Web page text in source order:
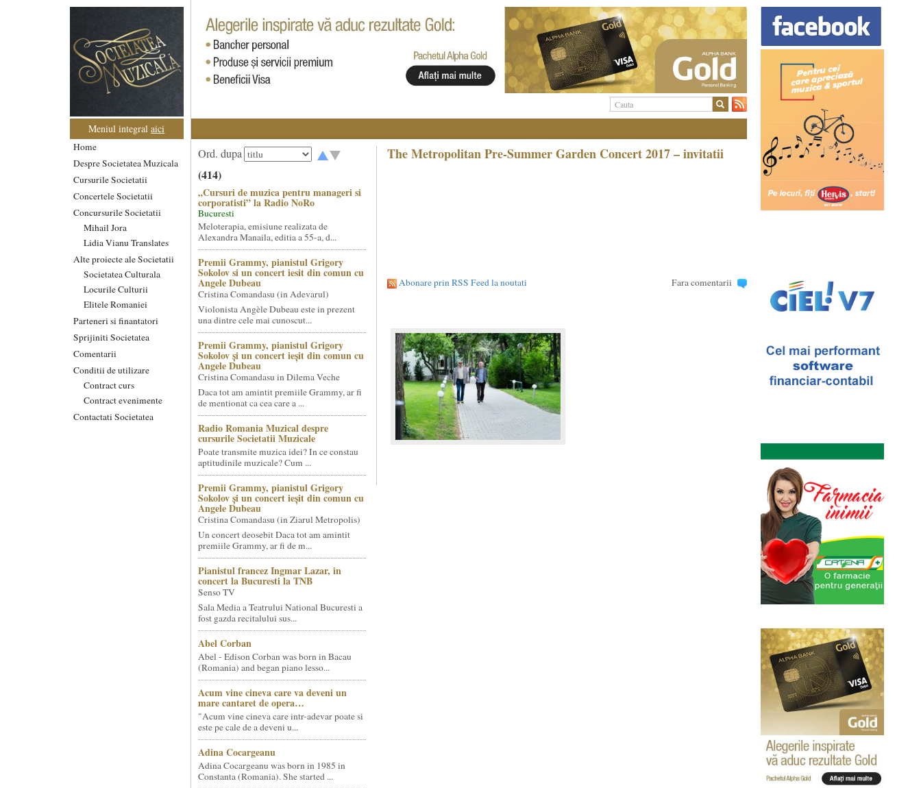
Meniul integralaici
Home
Despre Societatea Muzicala
Cursurile Societatii
Concertele Societatii
Concursurile Societatii
Mihail Jora
Lidia Vianu Translates
Alte proiecte ale Societatii
Societatea Culturala
Locurile Culturii
Elitele Romaniei
Parteneri si finantatori
Sprijiniti Societatea
Comentarii
Conditii de utilizare
Contract curs
Contract evenimente
Contactati Societatea
Ord. dupa
(414)
„Cursuri de muzica pentru manageri si
corporatisti” la Radio NoRo
Bucuresti
Meloterapia, emisiune realizata de
Alexandra Manaila, editia a 55-a, d...
Premii Grammy, pianistul Grigory
Sokolov si un concert iesit din comun cu
Angele Dubeau
Cristina Comandasu (in Adevarul)
Violonista Angèle Dubeau este in prezent
una dintre cele mai cunoscut...
Premii Grammy, pianistul Grigory
Sokolov și un concert ieșit din comun cu
Angele Dubeau
Cristina Comandasu in Dilema Veche
Daca tot am amintit premiile Grammy, ar fi
de mentionat ca cea care a ...
Radio Romania Muzical despre
cursurile Societatii Muzicale
Poate transmite muzica idei? In ce constau
aptitudinile muzicale? Cum ...
Premii Grammy, pianistul Grigory
Sokolov și un concert ieșit din comun cu
Angele Dubeau
Cristina Comandasu (in Ziarul Metropolis)
Un concert deosebit Daca tot am amintit
premiile Grammy, ar fi de m...
Pianistul francez Ingmar Lazar, in
concert la Bucuresti la TNB
Senso TV
Sala Media a Teatrului National Bucuresti a
fost gazda recitalului sus...
Abel Corban
Abel - Edison Corban was born in Bacau
(Romania) and began piano lesso...
Acum vine cineva care va deveni un
mare cantaret de opera…
"Acum vine cineva care intr-adevar poate si
este pe cale de a deveni u...
Adina Cocargeanu
Adina Cocargeanu was born in 1985 in
Constanta (Romania). She started ...
The Metropolitan Pre-Summer Garden Concert 2017 – invitatii
Abonare prin RSS Feed la noutati Fara comentarii